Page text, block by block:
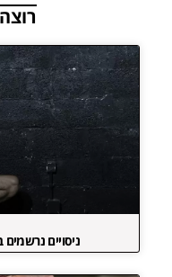
ניסויים